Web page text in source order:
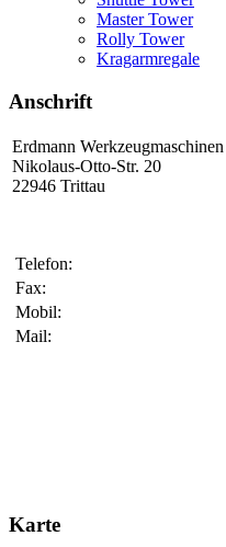
Master Tower
Rolly Tower
Kragarmregale
Anschrift
Erdmann Werkzeugmaschinen
Nikolaus-Otto-Str. 20
22946 Trittau
Telefon:
Fax:
Mobil:
Mail:
Karte